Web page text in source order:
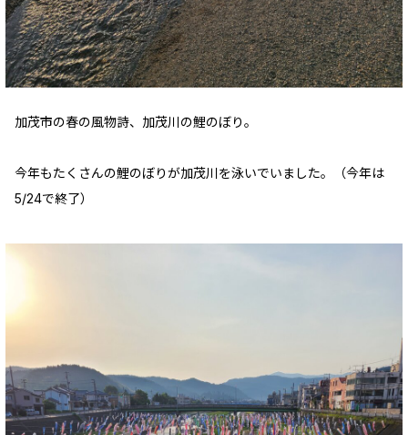
加茂市の春の風物詩、加茂川の鯉のぼり。
今年もたくさんの鯉のぼりが加茂川を泳いでいました。（今年は
5/24で終了）